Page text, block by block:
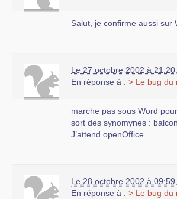
Salut, je confirme aussi sur
Le 27 octobre 2002 à 21:20
En réponse à : > Le bug du
marche pas sous Word
sort des synomynes :
J’attend openOffice
Le 28 octobre 2002 à 09:59
En réponse à : > Le bug du